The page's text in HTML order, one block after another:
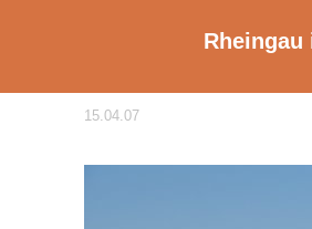
15.04.07